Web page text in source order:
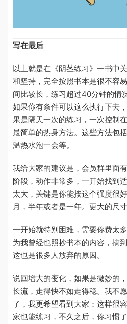
写在最后
以上就是在《阴茎练习》一书中
和坚持，完全按照书本是很不容
间比较长，练习超过40分钟的情
如果你有条件可以这么执行下去
果是隔天一次的练习，一次控制
最简单的热身方法。这些方法包
温热水泡一会等。
我给大家的建议是，会员群里面
阶段，动作非常多，一开始找到
太大，关键是你能按这个强度很
月，半年或者是一年。更大的尺
一开始就特别困难，需要你费太
为我曾经也照抄书本的内容，搞
这也是很多人放弃的原因。
说回增大的变化，如果是微妙的
长流，走得快不如走得稳。我不
了，我更希望看到大家：这样很
家也能练习，不久之后，你习惯